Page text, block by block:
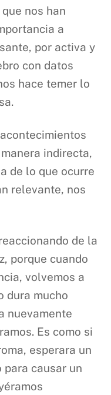
nos han
a
por activa y
con datos
hace temer lo
indirecta,
de lo que ocurre
relevante, nos
de la
porque cuando
volvemos a
dura mucho
nuevamente
Es como si
esperara un
causar un